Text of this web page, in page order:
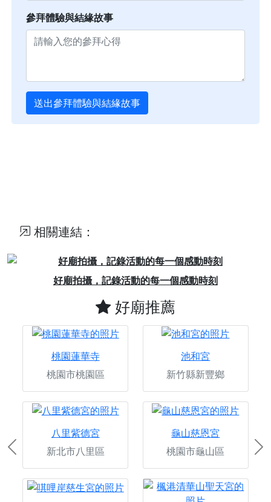
參拜體驗與結緣故事
送出參拜體驗與結緣故事
相關連結：
好廟拍攝，記錄活動的每一個感動時刻
Previous
好廟推薦
桃園蓮華寺
桃園市桃園區
池和宮
新竹縣新豐鄉
八里紫德宮
新北市八里區
龜山慈恩宮
桃園市龜山區
Previous